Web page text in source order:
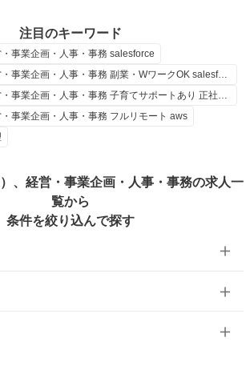
注目のキーワード
事業企画・人事・事務 salesforce
北海道 岩見沢市 経営・事業企画・人事・事務 副業・WワークOK salesforce
北海道 岩見沢市 経営・事業企画・人事・事務 子育てサポートあり 正社員 経理
事業企画・人事・事務 フルリモート aws
、経営・事業企画・人事・事務の求人一
覧から
条件を絞り込んで探す